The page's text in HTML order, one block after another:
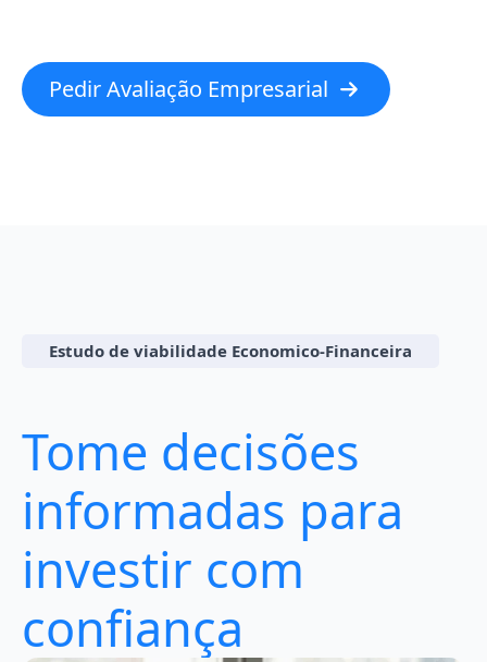
Pedir Avaliação Empresarial
Estudo de viabilidade Economico-Financeira
Tome decisões
informadas para
investir com
confiança